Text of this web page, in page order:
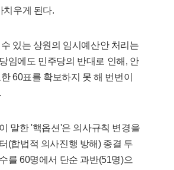
치우게 된다.
있는 상원의 임시예산안 처리는
임에도 민주당의 반대로 인해, 안
60표를 확보하지 못 해 번번이
말한 '핵옵션'은 의사규칙 변경을
(합법적 의사진행 방해) 종결 투
를 60명에서 단순 과반(51명)으